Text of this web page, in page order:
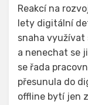
Reakcí na
lety digitální
snaha
a nenechat se
se řada
přesunula do
offline bytí jen